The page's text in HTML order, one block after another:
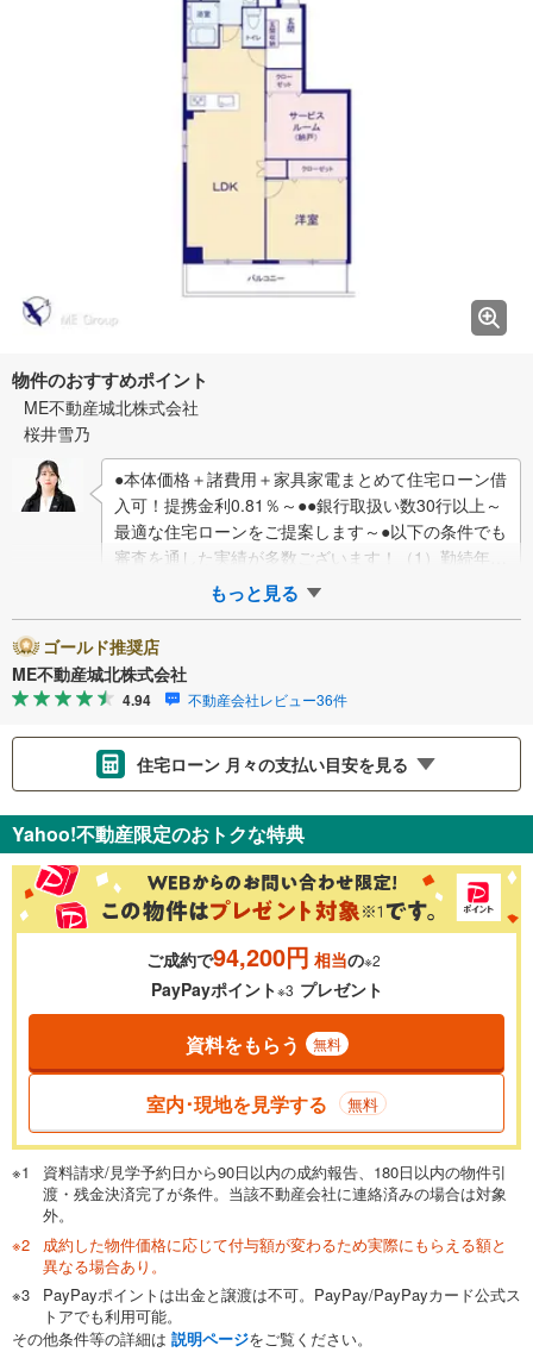
物件のおすすめポイント
ME不動産城北株式会社
桜井雪乃
●本体価格＋諸費用＋家具家電まとめて住宅ローン借
入可！提携金利0.81％～●●銀行取扱い数30行以上～
最適な住宅ローンをご提案します～●以下の条件でも
審査を通した実績が多数ございます！（1）勤続年数
1ヶ月（2）自己資金0円（3）産…
もっと見る
ゴールド推奨店
ME不動産城北株式会社
4.94 不動産会社レビュー36件
住宅ローン 月々の支払い目安を見る
金利 ％
0.01%
一般的には最長35年まで借り入れ可能です。多くの金融機関
が完済時の年齢は80歳までを条件としています。
閉じる
頭金 万円
0万円 6,280万円
自己資金から住宅購入にかけられる金額を入力してくださ
い。一般的には物件価格の2割までが目安です。
閉じる
ボーナス
万円
Yahoo!不動産限定のおトクな特典
ご成約で94,200円 相当の※2
PayPayポイント※3 プレゼント
資料をもらう 無料
室内･現地を見学する 無料
資料請求/見学予約日から90日以内の成約報告、180日以内の物件引
渡・残金決済完了が条件。当該不動産会社に連絡済みの場合は対象
外。
成約した物件価格に応じて付与額が変わるため実際にもらえる額と
異なる場合あり。
PayPayポイントは出金と譲渡は不可。PayPay/PayPayカード公式ス
トアでも利用可能。
その他条件等の詳細は 説明ページをご覧ください。